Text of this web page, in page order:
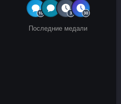
Последние медали